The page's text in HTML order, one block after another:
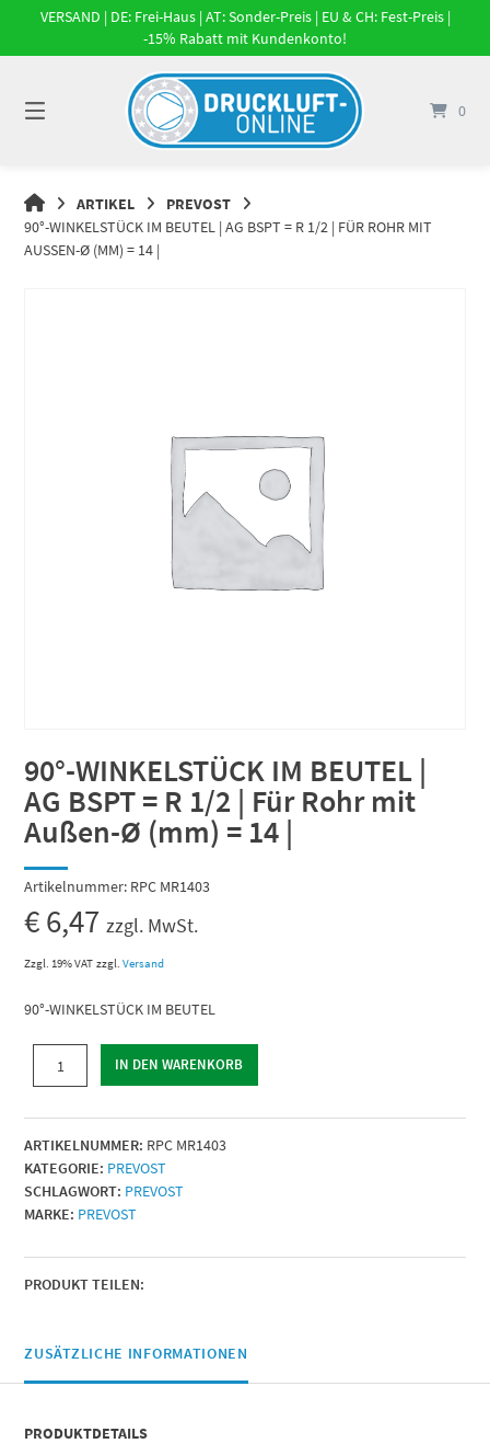
Springe
Inhalt
VERSAND | DE: Frei-Haus | AT: Sonder-Preis | EU & CH: Fest-Preis |
-15% Rabatt mit Kundenkonto!
0
DRUCKLUFT-
ONLINE
|
ARTIKEL
PREVOST
90°-WINKELSTÜCK IM BEUTEL | AG BSPT = R 1/2 | FÜR ROHR MIT
AUSSEN-Ø (MM) = 14 |
90°-WINKELSTÜCK IM BEUTEL |
AG BSPT = R 1/2 | Für Rohr mit
Außen-Ø (mm) = 14 |
Artikelnummer: RPC MR1403
€6,47 zzgl. MwSt.
Zzgl. 19% VAT zzgl.Versand
90°-WINKELSTÜCK IM BEUTEL
WINKELSTÜCK
BEUTEL
|
AG
BSPT
=
1/2
|
mit
Außen-
IN DEN WARENKORB
ARTIKELNUMMER: RPC MR1403
KATEGORIE: PREVOST
SCHLAGWORT: PREVOST
MARKE: PREVOST
PRODUKT TEILEN:
ZUSÄTZLICHE INFORMATIONEN
PRODUKTDETAILS